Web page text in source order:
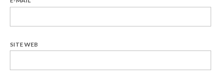
SITE WEB